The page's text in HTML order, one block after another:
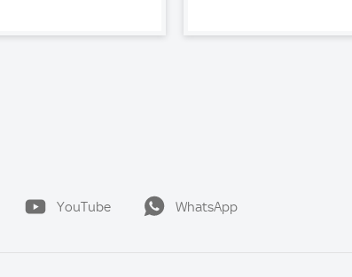
YouTube WhatsApp